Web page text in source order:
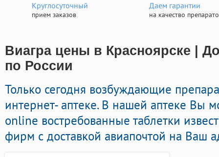
Круглосуточный
прием заказов
Даем гарантии
на качество
Виагра цены в Красноярске |
по России
Только сегодня возбуждающие
интернет- аптеке. В нашей аптеке Вы
online востребованные таблетки
фирм с доставкой авиапочтой на Ваш